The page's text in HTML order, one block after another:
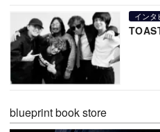
インタ
blueprint book store